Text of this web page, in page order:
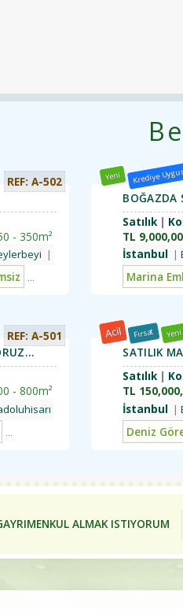
REF: A-502
- 350m²
Beykoz | Göksu
Özel Yapım Luks Emlaklar
Yeni Krediye
BOĞAZDA
Satılık
TL
İstanbul
Marina
REF: A-501
- 800m²
| Kanlıca Üsküdar |
Luks Emlaklar
Acil Fırsat Yeni
SATILIK
Satılık
TL
İstanbul
Deniz
ALMAK ISTIYORUM